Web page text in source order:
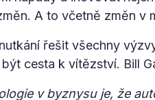
A to včetně změn v
řešit všechny
cesta k vítězství. Bill
v byznysu je, že